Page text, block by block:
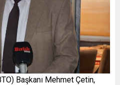
Başkanı Mehmet Çetin,